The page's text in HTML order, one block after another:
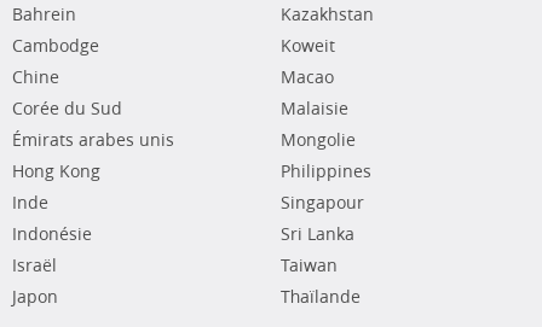
Bahrein
Cambodge
Chine
Corée du Sud
Émirats arabes unis
Hong Kong
Inde
Indonésie
Israël
Japon
Kazakhstan
Koweit
Macao
Malaisie
Mongolie
Philippines
Singapour
Sri Lanka
Taiwan
Thaïlande